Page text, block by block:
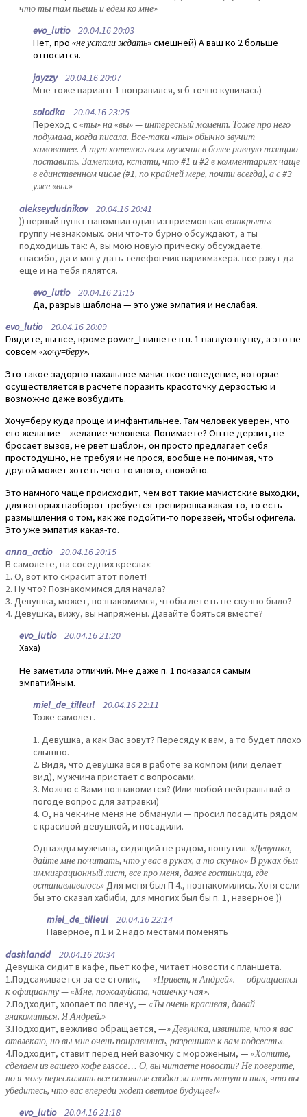
что ты там пьешь и едем ко мне»
evo_lutio20.04.16 20:03
Нет, про «не устали ждать»смешней) А ваш ко 2 больше
относится.
jayzzy20.04.16 20:07
Мне тоже вариант 1 понравился, я б точно купилась)
solodka 20.04.16 23:25
Переход с «ты» на «вы» — интересный момент. Тоже про него
подумала, когда писала. Все-таки «ты» обычно звучит
хамоватее. А тут хотелось всех мужчин в более равную позицию
поставить. Заметила, кстати, что #1 и #2 в комментариях чаще
в единственном числе (#1, по крайней мере, почти всегда), а с #3
уже «вы.»
alekseydudnikov20.04.16 20:41
)) первый пункт напомнил один из приемов как«открыть»
группу незнакомых. они что-то бурно обсуждают, а ты
подходишь так: А, вы мою новую прическу обсуждаете.
спасибо, да и могу дать телефончик парикмахера. все ржут да
еще и на тебя пялятся.
evo_lutio20.04.16 21:15
Да, разрыв шаблона — это уже эмпатия и неслабая.
evo_lutio20.04.16 20:09
Глядите, вы все, кроме power_l пишете в п. 1 наглую шутку, а это не
совсем «хочу=беру».
Это такое задорно-нахальное-мачисткое поведение, которые
осуществляется в расчете поразить красоточку дерзостью и
возможно даже возбудить.
Хочу=беру куда проще и инфантильнее. Там человек уверен, что
его желание = желание человека. Понимаете? Он не дерзит, не
бросает вызов, не рвет шаблон, он просто предлагает себя
простодушно, не требуя и не прося, вообще не понимая, что
другой может хотеть чего-то иного, спокойно.
Это намного чаще происходит, чем вот такие мачистские выходки,
для которых наоборот требуется тренировка какая-то, то есть
размышления о том, как же подойти-то порезвей, чтобы офигела.
Это уже эмпатия какая-то.
anna_actio20.04.16 20:15
В самолете, на соседних креслах:
1. О, вот кто скрасит этот полет!
2. Ну что? Познакомимся для начала?
3. Девушка, может, познакомимся, чтобы лететь не скучно было?
4. Девушка, вижу, вы напряжены. Давайте бояться вместе?
evo_lutio20.04.16 21:20
Хаха)
Не заметила отличий. Мне даже п. 1 показался самым
эмпатийным.
miel_de_tilleul 20.04.16 22:11
Тоже самолет.
1. Девушка, а как Вас зовут? Пересяду к вам, а то будет плохо
слышно.
2. Видя, что девушка вся в работе за компом (или делает
вид), мужчина пристает с вопросами.
3. Можно с Вами познакомится? (Или любой нейтральный о
погоде вопрос для затравки)
4. О, на чек-ине меня не обманули — просил посадить рядом
с красивой девушкой, и посадили.
Однажды мужчина, сидящий не рядом, пошутил. «Девушка,
дайте мне почитать, что у вас в руках, а то скучно» В руках был
иммиграционный лист, все про меня, даже гостиница, где
останавливаюсь»Для меня был П 4., познакомились. Хотя если
бы это сказал хабиби, для многих был бы п. 1, наверное ))
miel_de_tilleul 20.04.16 22:14
Наверное, п 1 и 2 надо местами поменять
dashlandd20.04.16 20:34
Девушка сидит в кафе, пьет кофе, читает новости с планшета.
1.Подсаживается за ее столик, — «Привет, я Андрей». — обращается
к официанту — «Мне, пожалуйста, чашечку чая».
2.Подходит, хлопает по плечу, — «Ты очень красивая, давай
знакомиться. Я Андрей.»
3.Подходит, вежливо обращается, —» Девушка, извините, что я вас
отвлекаю, но вы мне очень понравились, разрешите к вам подсесть».
4.Подходит, ставит перед ней вазочку с мороженым, — «Хотите,
сделаем из вашего кофе гляссе… О, вы читаете новости? Не поверите,
но я могу пересказать все основные сводки за пять минут и так, что вы
убедитесь, что вас впереди ждет светлое будущее!»
evo_lutio20.04.16 21:18